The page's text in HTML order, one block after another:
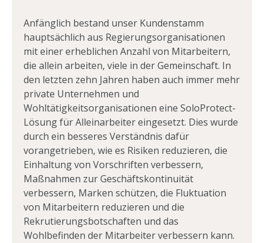
Anfänglich bestand unser Kundenstamm
hauptsächlich aus Regierungsorganisationen
mit einer erheblichen Anzahl von Mitarbeitern,
die allein arbeiten, viele in der Gemeinschaft. In
den letzten zehn Jahren haben auch immer mehr
private Unternehmen und
Wohltätigkeitsorganisationen eine SoloProtect-
Lösung für Alleinarbeiter eingesetzt. Dies wurde
durch ein besseres Verständnis dafür
vorangetrieben, wie es Risiken reduzieren, die
Einhaltung von Vorschriften verbessern,
Maßnahmen zur Geschäftskontinuität
verbessern, Marken schützen, die Fluktuation
von Mitarbeitern reduzieren und die
Rekrutierungsbotschaften und das
Wohlbefinden der Mitarbeiter verbessern kann.